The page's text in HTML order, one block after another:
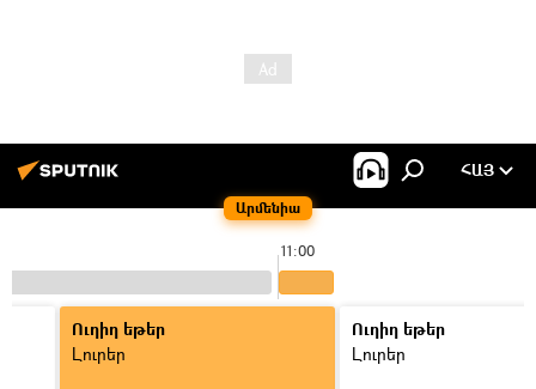
Արմենիա
ՀԱՅ
11:00
Ուղիղ եթեր
Լուրեր
Ուղիղ եթեր
Լուրեր